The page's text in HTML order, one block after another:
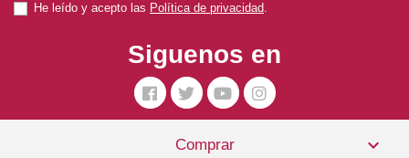
Pipetas Antiparasitarias Perro Grande 6x2ml Beaphar
He leído y acepto las Política de privacidad
Siguenos en
Comprar 